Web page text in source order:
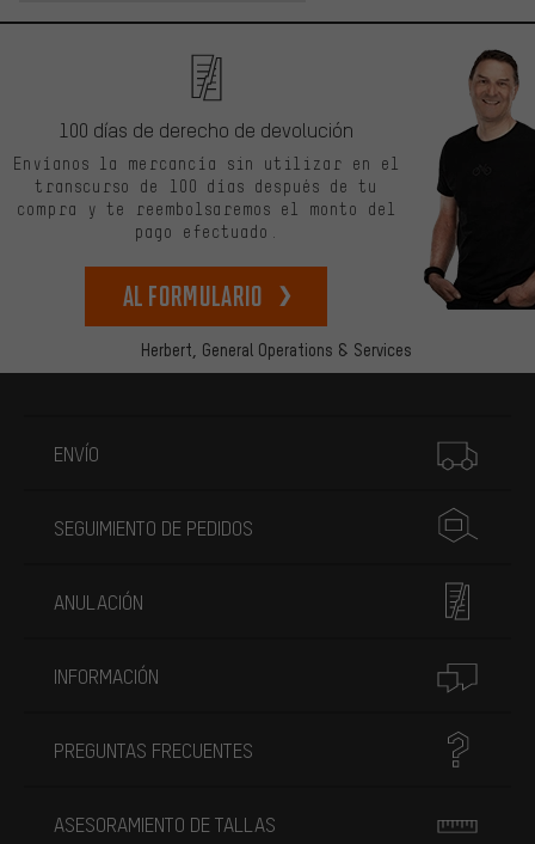
Herbert, General Operations & Services
100 días de derecho de devolución
Envíanos la mercancía sin utilizar en el
transcurso de 100 días después de tu
compra y te reembolsaremos el monto del
pago efectuado.
Al formulario
ENVÍO
SEGUIMIENTO DE PEDIDOS
ANULACIÓN
INFORMACIÓN
PREGUNTAS FRECUENTES
ASESORAMIENTO DE TALLAS